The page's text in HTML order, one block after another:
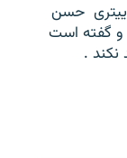
حسن
و گفته است
نکند .